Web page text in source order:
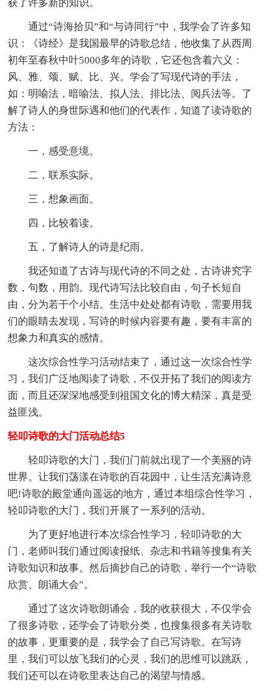
获了许多新的知识。
通过“诗海拾贝”和“与诗同行”中，我学会了许多知
识：《诗经》是我国最早的诗歌总结，他收集了从西周
初年至春秋中叶5000多年的诗歌，它还包含着六义：
风、雅、颂、赋、比、兴。学会了写现代诗的手法，
如：明喻法，暗喻法、拟人法、排比法、阅兵法等。了
解了诗人的身世际遇和他们的代表作，知道了读诗歌的
方法：
一，感受意境。
二，联系实际。
三，想象画面。
四，比较着读。
五，了解诗人的诗是纪雨。
我还知道了古诗与现代诗的不同之处，古诗讲究字
数，句数，用韵。现代诗写法比较自由，句子长短自
由，分为若干个小结。生活中处处都有诗歌，需要用我
们的眼睛去发现，写诗的时候内容要有趣，要有丰富的
想象力和真实的感情。
这次综合性学习活动结束了，通过这一次综合性学
习，我们广泛地阅读了诗歌，不仅开拓了我们的阅读方
面，而且还深深地感受到祖国文化的博大精深，真是受
益匪浅。
轻叩诗歌的大门活动总结5
轻叩诗歌的大门，我们门前就出现了一个美丽的诗
世界。让我们荡漾在诗歌的百花园中，让生活充满诗意
吧!诗歌的殿堂通向遥远的地方，通过本组综合性学习，
轻叩诗歌的大门，我们开展了一系列的活动。
为了更好地进行本次综合性学习，轻叩诗歌的大
门，老师叫我们通过阅读报纸、杂志和书籍等搜集有关
诗歌知识和故事。然后摘抄自己的诗歌，举行一个“诗歌
欣赏、朗诵大会”。
通过了这次诗歌朗诵会，我的收获很大，不仅学会
了很多诗歌，还学会了诗歌分类，也搜集很多有关诗歌
的故事，更重要的是，我学会了自己写诗歌。在写诗
里，我们可以放飞我们的心灵，我们的思维可以跳跃，
我们还可以在诗歌里表达自己的渴望与情感。